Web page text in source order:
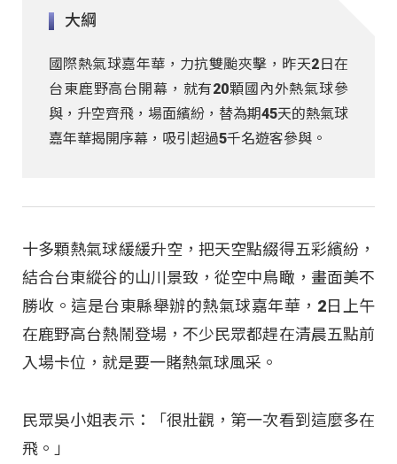
大綱
國際熱氣球嘉年華，力抗雙颱夾擊，昨天2日在
台東鹿野高台開幕，就有20顆國內外熱氣球參
與，升空齊飛，場面繽紛，替為期45天的熱氣球
嘉年華揭開序幕，吸引超過5千名遊客參與。
十多顆熱氣球緩緩升空，把天空點綴得五彩繽紛，
結合台東縱谷的山川景致，從空中鳥瞰，畫面美不
勝收。這是台東縣舉辦的熱氣球嘉年華，2日上午
在鹿野高台熱鬧登場，不少民眾都趕在清晨五點前
入場卡位，就是要一賭熱氣球風采。
民眾吳小姐表示：「很壯觀，第一次看到這麼多在
飛。」